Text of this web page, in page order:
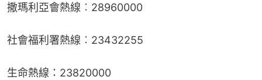
撒瑪利亞會熱線︰28960000
社會福利署熱線︰23432255
生命熱線：23820000